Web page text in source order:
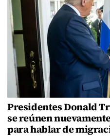
Presidentes Donald
se reúnen
para hablar de